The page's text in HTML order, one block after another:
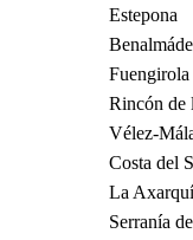
Estepona
Fuengirola
Rincón de
Vélez-
Costa del
La
Serranía